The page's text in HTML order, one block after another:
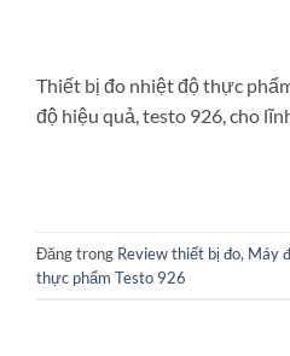
Thiết bị đo nhiệt độ thực
độ hiệu quả, testo 926, cho
Đăng trong Review thiết bị đo, Máy
thực phẩm Testo 926